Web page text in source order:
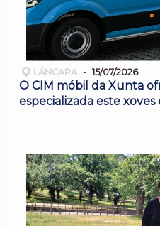
LÁNCARA 15/07/2026
O CIM móbil da Xunta
especializada este xoves